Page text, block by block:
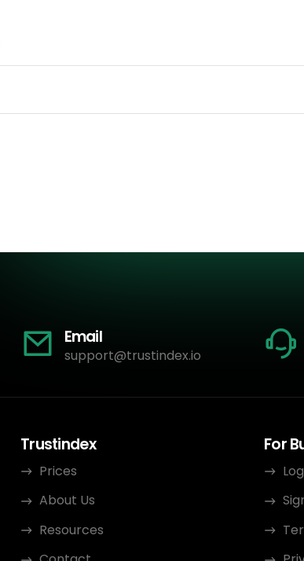
Email
support@trustindex.io
Trustindex
Prices
About Us
Resources
For